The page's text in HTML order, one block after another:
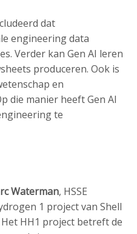
dat
engineering data
Verder kan Gen AI leren
produceren. Ook is
en
die manier heeft Gen AI
te
Waterman, HSSE
1 project van Shell
HH1 project betreft de